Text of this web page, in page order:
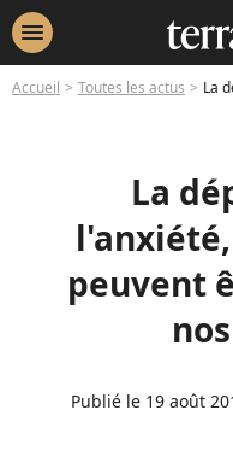
menu
Accueil Toutes les actus La
La
peuvent
Publié le 19 août